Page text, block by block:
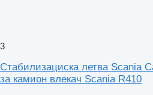
3
Стабилизациска летва Scania
за камион влекач Scania R410